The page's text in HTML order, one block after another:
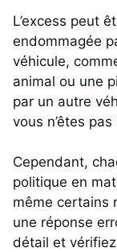
L’excess peut
endommagée
véhicule,
animal ou une
par un autre
vous n’êtes
Cependant,
politique en
même certains
une réponse
détail et